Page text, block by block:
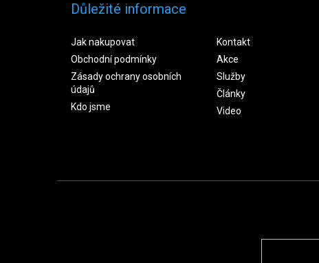
Důležité informace
Jak nakupovat
Obchodní podmínky
Zásady ochrany osobních
údajů
Kdo jsme
Kontakt
Akce
Služby
Články
Video